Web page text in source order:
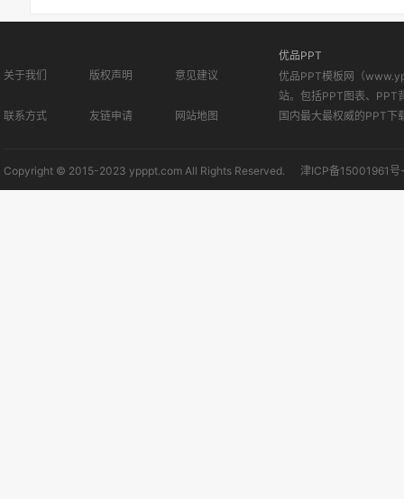
关于我们 版权声明 意见建议
联系方式 友链申请 网站地图
优品PPT
优品PPT模板网（
站。包括PPT图表、PPT
国内最大最权威的PPT下
Copyright © 2015-2023 ypppt.com All Rights Reserved. 津ICP备15001961号